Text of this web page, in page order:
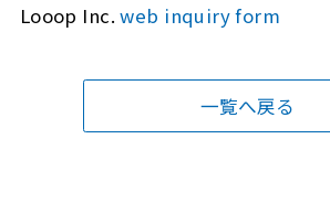
Looop Inc.web inquiry form
一覧へ戻る